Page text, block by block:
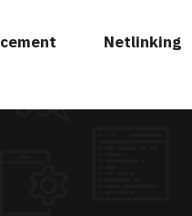
Netlinking